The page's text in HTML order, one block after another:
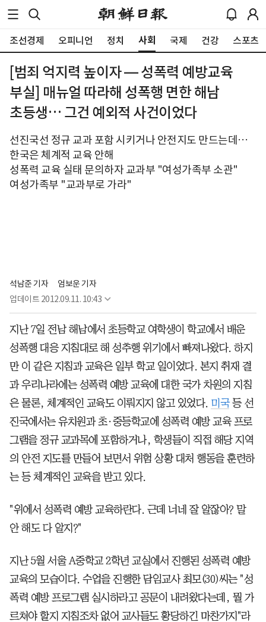
조선경제 오피니언 정치 사회 국제 건강 스포츠
[범죄 억지력 높이자 — 성폭력 예방교육
부실] 매뉴얼 따라해 성폭행 면한 해남
초등생… 그건 예외적 사건이었다
선진국선 정규 교과 포함 시키거나 안전지도 만드는데…
한국은 체계적 교육 안해
성폭력 교육 실태 문의하자 교과부 "여성가족부 소관"
여성가족부 "교과부로 가라"
석남준 기자
엄보운 기자
업데이트 2012.09.11. 10:43
지난 7일 전남 해남에서 초등학교 여학생이 학교에서 배운
성폭행 대응 지침대로 해 성추행 위기에서 빠져나왔다. 하지
만 이 같은 지침과 교육은 일부 학교 일이었다. 본지 취재 결
과 우리나라에는 성폭력 예방 교육에 대한 국가 차원의 지침
은 물론, 체계적인 교육도 이뤄지지 않고 있었다. 미국등 선
진국에서는 유치원과 초·중등학교에 성폭력 예방 교육 프로
그램을 정규 교과목에 포함하거나, 학생들이 직접 해당 지역
의 안전 지도를 만들어 보면서 위험 상황 대처 행동을 훈련하
는 등 체계적인 교육을 받고 있다.
"위에서 성폭력 예방 교육하란다. 근데 너네 잘 알잖아? 말
안 해도 다 알지?"
지난 5월 서울 A중학교 2학년 교실에서 진행된 성폭력 예방
교육의 모습이다. 수업을 진행한 담임교사 최모(30)씨는 "성
폭력 예방 프로그램 실시하라고 공문이 내려왔다는데, 뭘 가
르쳐야 할지 지침조차 없어 교사들도 황당하긴 마찬가지"라